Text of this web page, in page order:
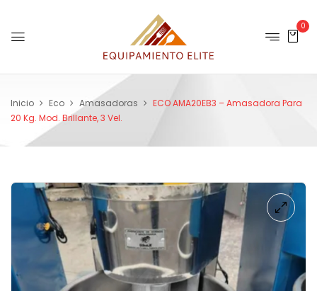
0
Inicio Eco Amasadoras
ECO AMA20EB3 – Amasadora Para
20 Kg. Mod. Brillante, 3 Vel.